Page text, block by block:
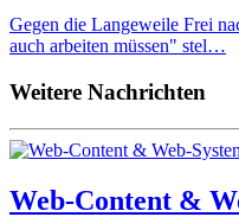
Gegen die Langeweile Frei
auch arbeiten müssen" stel…
Weitere Nachrichten
Web-Content &